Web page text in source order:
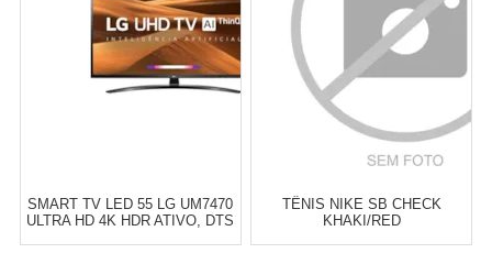
SMART TV LED 55 LG UM7470
ULTRA HD 4K HDR ATIVO, DTS
TÊNIS NIKE SB CHECK
KHAKI/RED